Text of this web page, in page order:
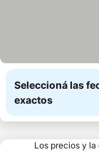
Seleccioná las
exactos
Los precios y